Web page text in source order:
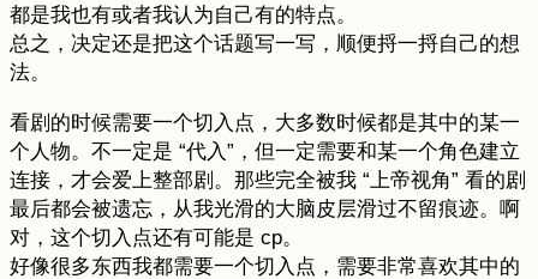
都是我也有或者我认为自己有的特点。
总之，决定还是把这个话题写一写，顺便捋一捋自己的想
法。
看剧的时候需要一个切入点，大多数时候都是其中的某一
个人物。不一定是 “代入”，但一定需要和某一个角色建立
连接，才会爱上整部剧。那些完全被我 “上帝视角” 看的剧
最后都会被遗忘，从我光滑的大脑皮层滑过不留痕迹。啊
对，这个切入点还有可能是 cp。
好像很多东西我都需要一个切入点，需要非常喜欢其中的